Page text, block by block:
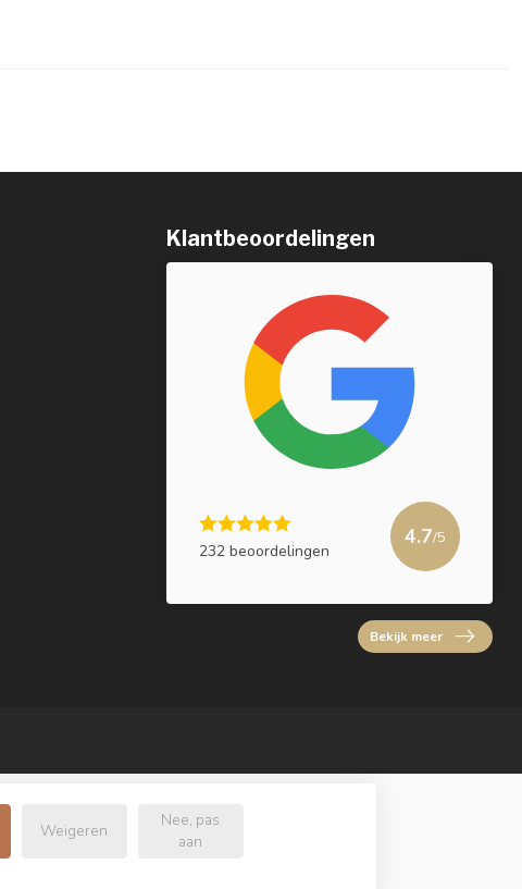
Klantbeoordelingen
232 beoordelingen
4.7/5
Bekijk meer
Weigeren
Nee, pas
aan